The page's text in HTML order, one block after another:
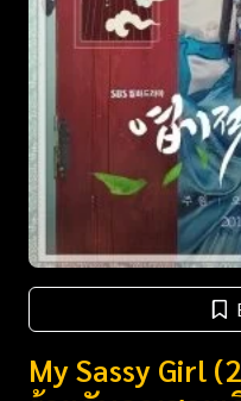
My Sassy Girl